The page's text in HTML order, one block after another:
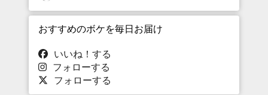
おすすめのボケを毎日お届け
いいね！する
フォローする
フォローする